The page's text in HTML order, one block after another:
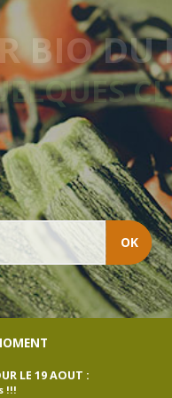
OK
LE 19 AOUT :
!!!